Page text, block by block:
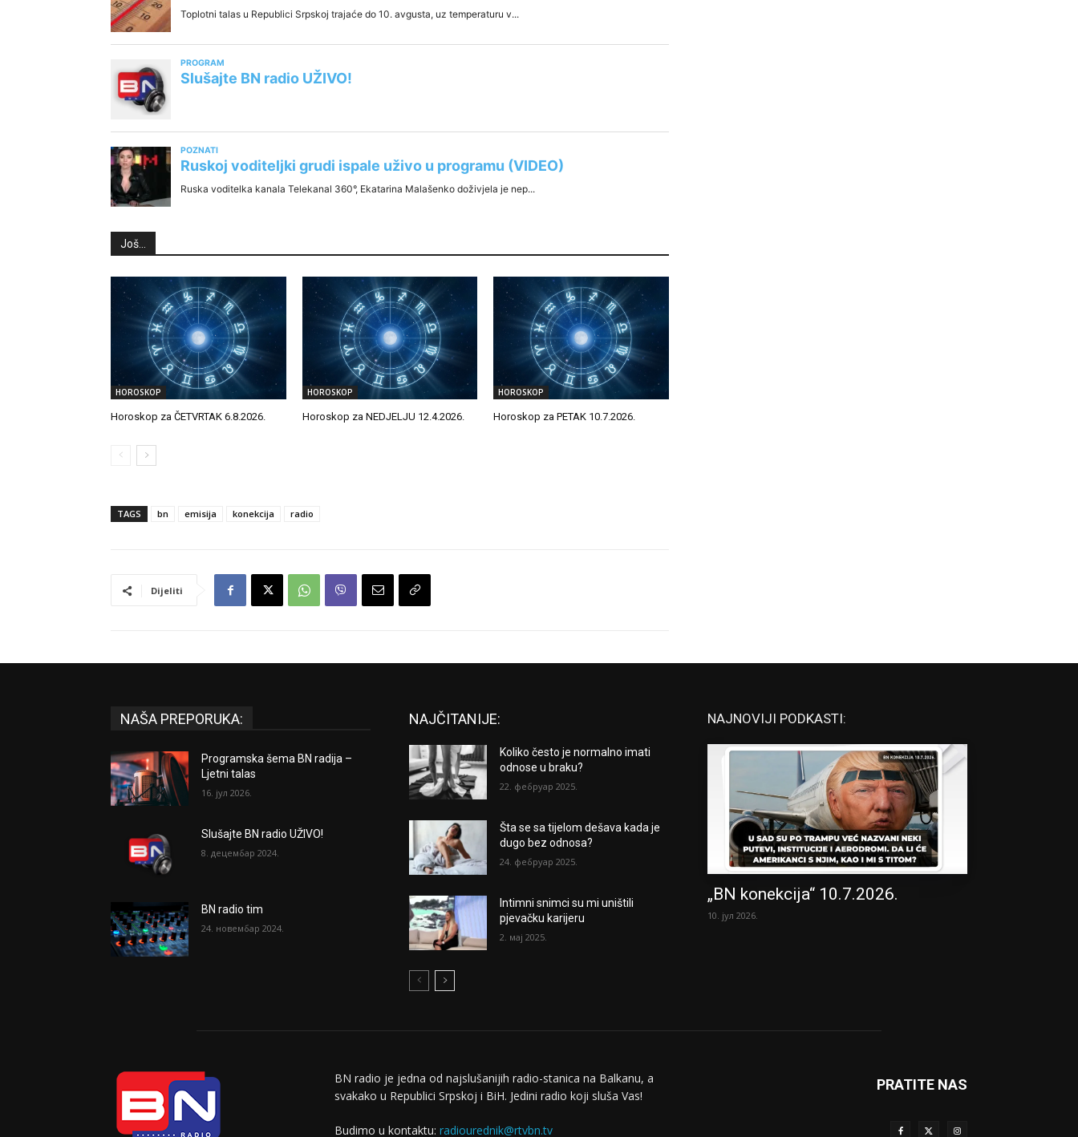
Još...
HOROSKOP
Horoskop za ČETVRTAK 6.8.2026.
HOROSKOP
Horoskop za NEDJELJU 12.4.2026.
HOROSKOP
Horoskop za PETAK 10.7.2026.
TAGS bn emisija konekcija radio
Dijeliti
NAŠA PREPORUKA:
Programska šema BN radija –
Ljetni talas
16. јул 2026.
Slušajte BN radio UŽIVO!
8. децембар 2024.
BN radio tim
24. новембар 2024.
NAJČITANIJE:
Koliko često je normalno imati
odnose u braku?
22. фебруар 2025.
Šta se sa tijelom dešava kada je
dugo bez odnosa?
24. фебруар 2025.
Intimni snimci su mi uništili
pjevačku karijeru
2. мај 2025.
NAJNOVIJI PODKASTI:
„BN konekcija“ 10.7.2026.
10. јул 2026.
BN radio je jedna od najslušanijih radio-stanica na Balkanu, a
svakako u Republici Srpskoj i BiH. Jedini radio koji sluša Vas!
Budimo u kontaktu: radiourednik@rtvbn.tv
PRATITE NAS